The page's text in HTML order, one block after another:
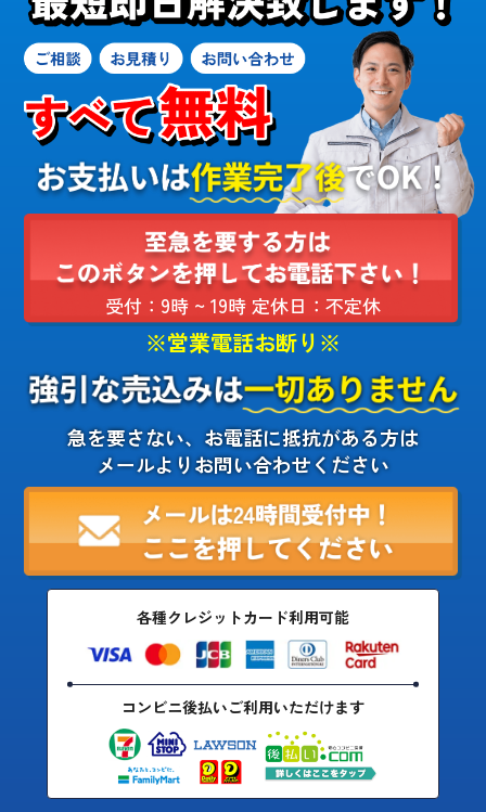
受付：9時 ~ 19時 定休日：不定休
※営業電話お断り※
急を要さない、お電話に抵抗がある方は
メールよりお問い合わせください
各種クレジットカード利用可能
コンビニ後払いご利用いただけます